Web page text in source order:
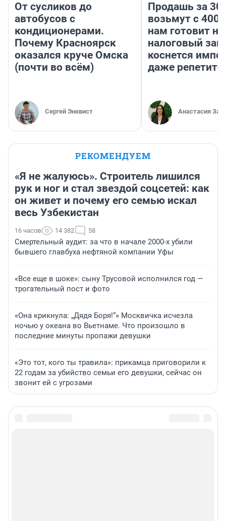
От сусликов до
автобусов с
кондиционерами.
Почему Красноярск
оказался круче Омска
(почти во всём)
Сергей Энквист
Продашь за
возьмут с
нам готовит
налоговый
коснется
даже
Анастасия
РЕКОМЕНДУЕМ
«Я не жалуюсь». Строитель лишился
рук и ног и стал звездой соцсетей: как
он живет и почему его семью искал
весь Узбекистан
16 часов 14 382 58
Смертельный аудит: за что в начале 2000-х убили
бывшего главбуха нефтяной компании Уфы
«Все еще в шоке»: сыну Трусовой исполнился год —
трогательный пост и фото
«Она крикнула: „Дядя Боря!“» Москвичка исчезла
ночью у океана во Вьетнаме. Что произошло в
последние минуты пропажи девушки
«Это тот, кого ты травила»: прикамца приговорили к
22 годам за убийство семьи его девушки, сейчас он
звонит ей с угрозами